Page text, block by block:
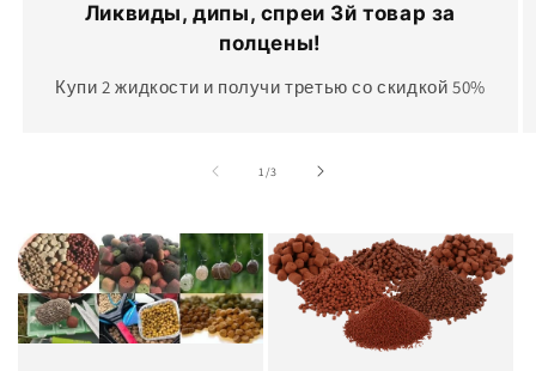
Ликвиды, дипы, спреи 3й товар за
полцены!
Купи 2 жидкости и получи третью со скидкой 50%
1 /из
3